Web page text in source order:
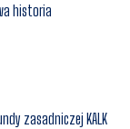
historia
zasadniczej KALK